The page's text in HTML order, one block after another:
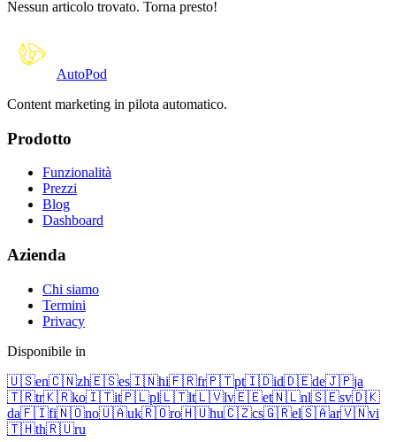
Nessun articolo trovato. Torna presto!
AutoPod
Content marketing in pilota automatico.
Prodotto
Funzionalità
Prezzi
Blog
Dashboard
Azienda
Chi siamo
Termini
Privacy
Disponibile in
🇺🇸en🇨🇳zh🇪🇸es🇮🇳hi🇫🇷fr🇵🇹pt🇮🇩id🇩🇪de🇯🇵ja
🇹🇷tr🇰🇷ko🇮🇹it🇵🇱pl🇱🇹lt🇱🇻lv🇪🇪et🇳🇱nl🇸🇪sv🇩🇰
da🇫🇮fi🇳🇴no🇺🇦uk🇷🇴ro🇭🇺hu🇨🇿cs🇬🇷el🇸🇦ar🇻🇳vi
🇹🇭th🇷🇺ru